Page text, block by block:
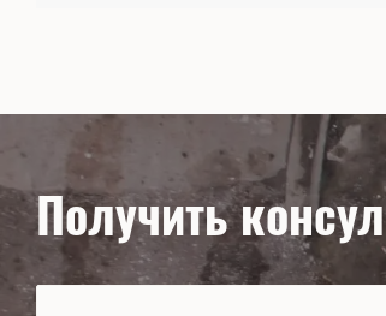
Получить